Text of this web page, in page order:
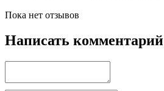
Пока нет отзывов
Написать комментарий